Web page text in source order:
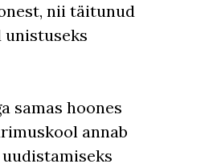
nii täitunud
unistuseks
samas hoones
annab